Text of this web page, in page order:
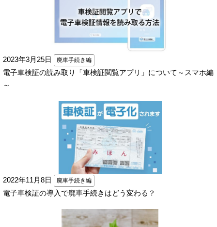
2023年3月25日 廃車手続き編
電子車検証の読み取り「車検証閲覧アプリ」について～スマホ編
～
2022年11月8日 廃車手続き編
電子車検証の導入で廃車手続きはどう変わる？